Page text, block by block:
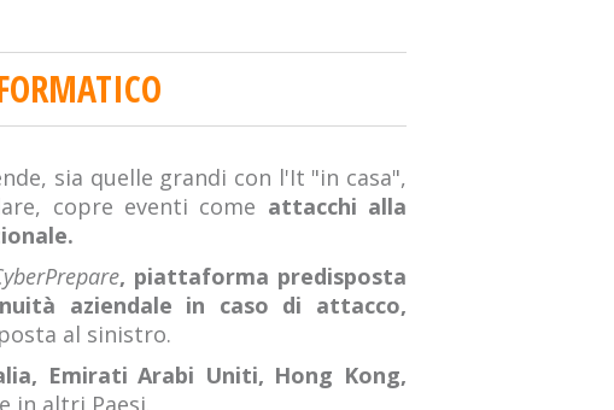
sia quelle grandi con l'It "in casa",
copre eventi come attacchi alla
, piattaforma predisposta
aziendale in caso di attacco,
al sinistro.
Emirati Arabi Uniti, Hong Kong,
in altri Paesi.